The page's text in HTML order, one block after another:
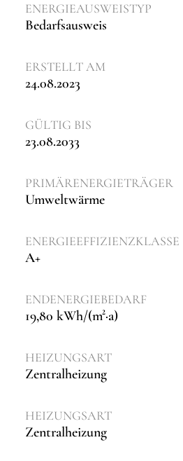
ENERGIE­AUSWEISTYP
Bedarfsausweis
ERSTELLT AM
24.08.2023
GÜLTIG BIS
23.08.2033
PRIMÄRENERGIETRÄGER
Umweltwärme
ENERGIEEFFIZIENZKLASSE
A+
ENDENERGIEBEDARF
19,80 kWh/(m²·a)
HEIZUNGSART
Zentralheizung
HEIZUNGSART
Zentralheizung